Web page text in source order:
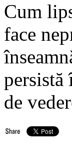
Cum
face
persistă
de